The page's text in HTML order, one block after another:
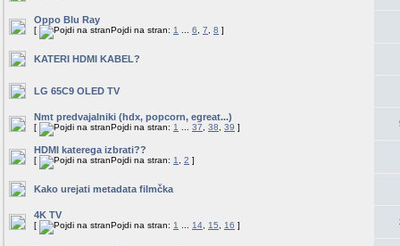
Oppo Blu Ray
[ Pojdi na stran: 1 6 7 8 ]
KATERI HDMI KABEL?
LG 65C9 OLED TV
Nmt predvajalniki (hdx, popcorn, egreat...)
[ Pojdi na stran: 1 37 38 39 ]
HDMI katerega izbrati??
[ Pojdi na stran: 1 2 ]
Kako urejati metadata filmčka
4K TV
[ Pojdi na stran: 1 14 15 16 ]